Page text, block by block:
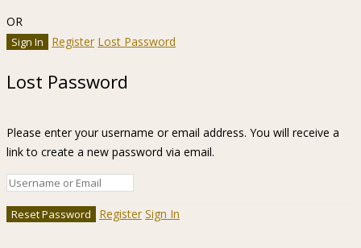
OR
Register Lost Password
Lost Password
Please enter your username or email address. You will receive a
link to create a new password via email.
Register Sign In